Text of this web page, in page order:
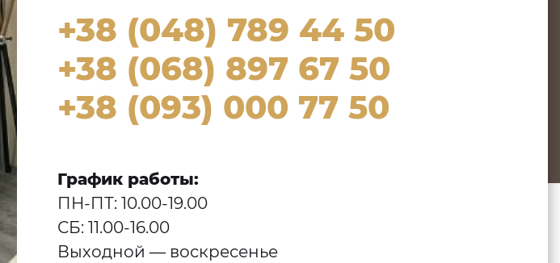
+38 (048) 789 44 50
+38 (068) 897 67 50
+38 (093) 000 77 50
График работы:
ПН-ПТ: 10.00-19.00
СБ: 11.00-16.00
Выходной — воскресенье